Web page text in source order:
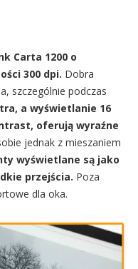
Carta 1200 o
300 dpi. Dobra
szczególnie podczas
a wyświetlanie 16
oferują wyraźne
jednak z mieszaniem
wyświetlane są jako
przejścia. Poza
dla oka.